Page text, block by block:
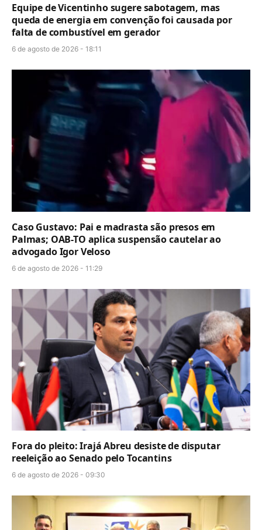
Equipe de Vicentinho sugere sabotagem, mas
queda de energia em convenção foi causada por
falta de combustível em gerador
6 de agosto de 2026 - 18:11
Caso Gustavo: Pai e madrasta são presos em
Palmas; OAB-TO aplica suspensão cautelar ao
advogado Igor Veloso
6 de agosto de 2026 - 11:29
Fora do pleito: Irajá Abreu desiste de disputar
reeleição ao Senado pelo Tocantins
6 de agosto de 2026 - 09:30